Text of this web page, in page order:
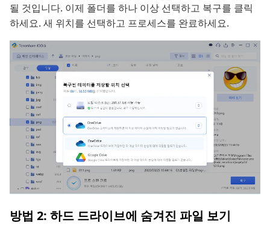
될 것입니다. 이제 폴더를 하나 이상 선택하고 복구를 클릭
하세요. 새 위치를 선택하고 프로세스를 완료하세요.
방법 2: 하드 드라이브에 숨겨진 파일 보기